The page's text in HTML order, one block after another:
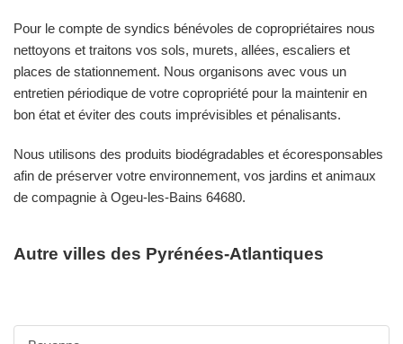
Pour le compte de syndics bénévoles de copropriétaires nous
nettoyons et traitons vos sols, murets, allées, escaliers et
places de stationnement. Nous organisons avec vous un
entretien périodique de votre copropriété pour la maintenir en
bon état et éviter des couts imprévisibles et pénalisants.
Nous utilisons des produits biodégradables et écoresponsables
afin de préserver votre environnement, vos jardins et animaux
de compagnie à Ogeu-les-Bains 64680.
Autre villes des Pyrénées-Atlantiques